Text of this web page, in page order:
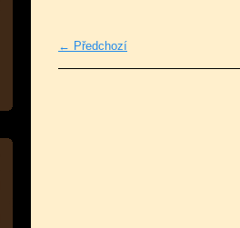
← Předchozí